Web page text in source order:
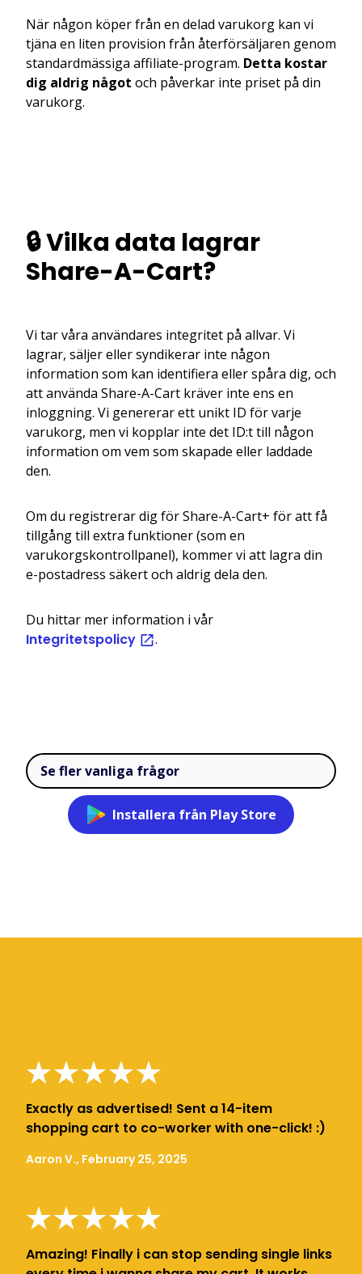
När någon köper från en delad varukorg kan vi
tjäna en liten provision från återförsäljaren genom
standardmässiga affiliate-program. Detta kostar
dig aldrig något och påverkar inte priset på din
varukorg.
🔒 Vilka data lagrar
Share-A-Cart?
Vi tar våra användares integritet på allvar. Vi
lagrar, säljer eller syndikerar inte någon
information som kan identifiera eller spåra dig, och
att använda Share-A-Cart kräver inte ens en
inloggning. Vi genererar ett unikt ID för varje
varukorg, men vi kopplar inte det ID:t till någon
information om vem som skapade eller laddade
den.
Om du registrerar dig för Share-A-Cart+ för att få
tillgång till extra funktioner (som en
varukorgskontrollpanel), kommer vi att lagra din
e-postadress säkert och aldrig dela den.
Du hittar mer information i vår
Integritetspolicy .
Se fler vanliga frågor
Installera från Play Store
Exactly as advertised! Sent a 14-item
shopping cart to co-worker with one-click! :)
Aaron V., February 25, 2025
Amazing! Finally i can stop sending single links